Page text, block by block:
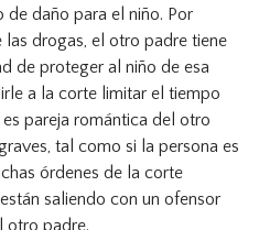
de daño para el niño. Por
las drogas, el otro padre tiene
de proteger al niño de esa
a la corte limitar el tiempo
pareja romántica del otro
tal como si la persona es
órdenes de la corte
saliendo con un ofensor
otro padre.